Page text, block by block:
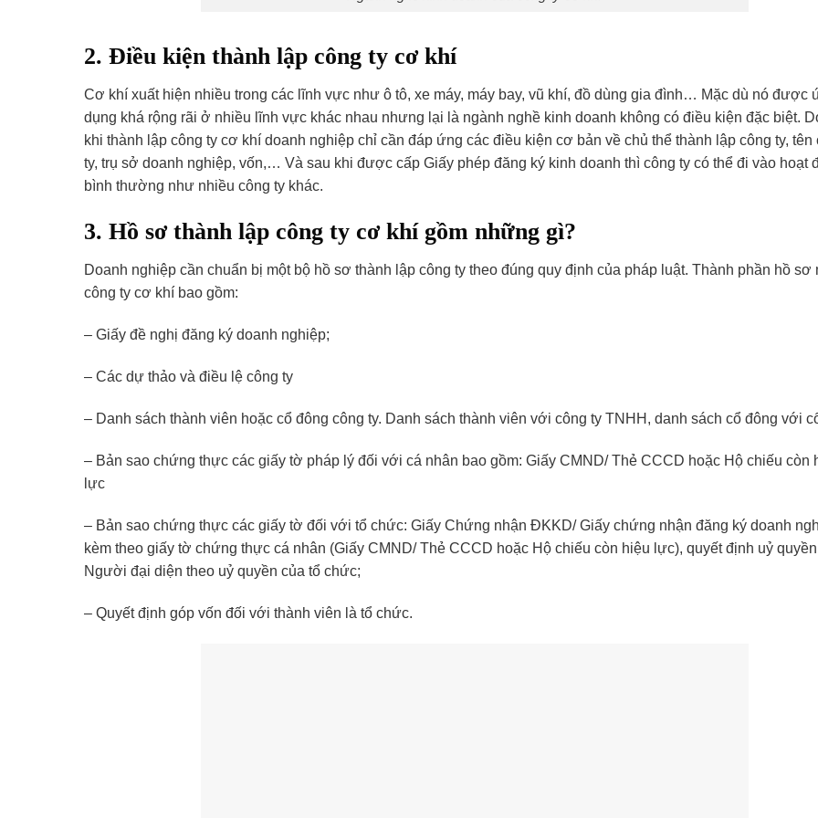
2. Điều kiện thành lập công ty cơ khí
Cơ khí xuất hiện nhiều trong các lĩnh vực như ô tô, xe máy, máy bay, vũ khí, đồ dùng gia đình… Mặc dù nó được
dụng khá rộng rãi ở nhiều lĩnh vực khác nhau nhưng lại là ngành nghề kinh doanh không có điều kiện đặc biệt.
khi thành lập công ty cơ khí doanh nghiệp chỉ cần đáp ứng các điều kiện cơ bản về chủ thể thành lập công ty, tên
ty, trụ sở doanh nghiệp, vốn,… Và sau khi được cấp Giấy phép đăng ký kinh doanh thì công ty có thể đi vào hoạt
bình thường như nhiều công ty khác.
3. Hồ sơ thành lập công ty cơ khí gồm những gì?
Doanh nghiệp cần chuẩn bị một bộ hồ sơ thành lập công ty theo đúng quy định của pháp luật. Thành phần hồ sơ
công ty cơ khí bao gồm:
– Giấy đề nghị đăng ký doanh nghiệp;
– Các dự thảo và điều lệ công ty
– Danh sách thành viên hoặc cổ đông công ty. Danh sách thành viên với công ty TNHH, danh sách cổ đông với
– Bản sao chứng thực các giấy tờ pháp lý đối với cá nhân bao gồm: Giấy CMND/ Thẻ CCCD hoặc Hộ chiếu còn
lực
– Bản sao chứng thực các giấy tờ đối với tổ chức: Giấy Chứng nhận ĐKKD/ Giấy chứng nhận đăng ký doanh
kèm theo giấy tờ chứng thực cá nhân (Giấy CMND/ Thẻ CCCD hoặc Hộ chiếu còn hiệu lực), quyết định uỷ
Người đại diện theo uỷ quyền của tổ chức;
– Quyết định góp vốn đối với thành viên là tổ chức.